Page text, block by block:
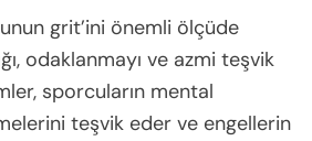
grit’ini önemli ölçüde
odaklanmayı ve azmi teşvik
sporcuların mental
teşvik eder ve engellerin